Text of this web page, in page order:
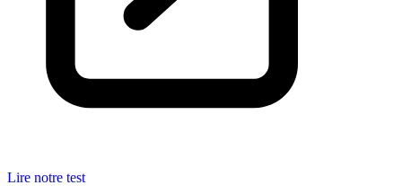
Lire notre test